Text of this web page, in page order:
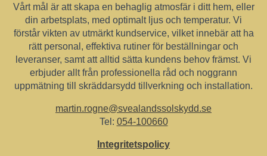
Vårt mål är att skapa en behaglig atmosfär i ditt hem, eller
din arbetsplats, med optimalt ljus och temperatur. Vi
förstår vikten av utmärkt kundservice, vilket innebär att ha
rätt personal, effektiva rutiner för beställningar och
leveranser, samt att alltid sätta kundens behov främst. Vi
erbjuder allt från professionella råd och noggrann
uppmätning till skräddarsydd tillverkning och installation.
martin.rogne@svealandssolskydd.se
Tel: 054-100660
Integritetspolicy